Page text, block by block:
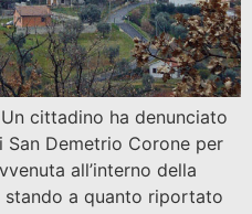
Un cittadino ha denunciato
San Demetrio Corone per
all’interno della
stando a quanto riportato